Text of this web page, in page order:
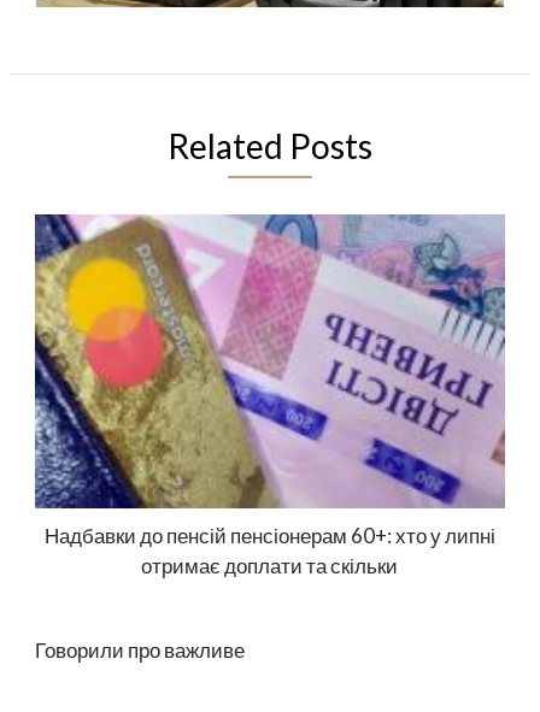
Related Posts
Надбавки до пенсій пенсіонерам 60+: хто у липні
отримає доплати та скільки
Говорили про важливе